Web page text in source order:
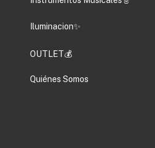
Iluminacion✨
OUTLET💰
Quiénes Somos